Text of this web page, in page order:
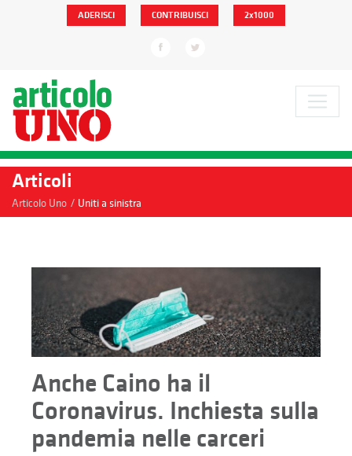
ADERISCI CONTRIBUISCI 2x1000
Articoli
Articolo Uno / Uniti a sinistra
Anche Caino ha il
Coronavirus. Inchiesta sulla
pandemia nelle carceri